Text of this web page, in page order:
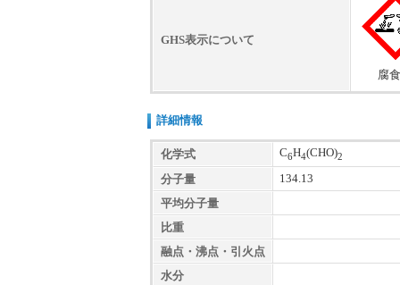
GHS表示について
腐
詳細情報
化学式 C6H4(CHO)2
分子量
134.13
平均分子量
比重
融点・沸点・引火点
水分